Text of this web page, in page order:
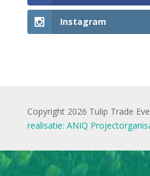
Instagram
Copyright 2026 Tulip Trade
realisatie: ANIQ